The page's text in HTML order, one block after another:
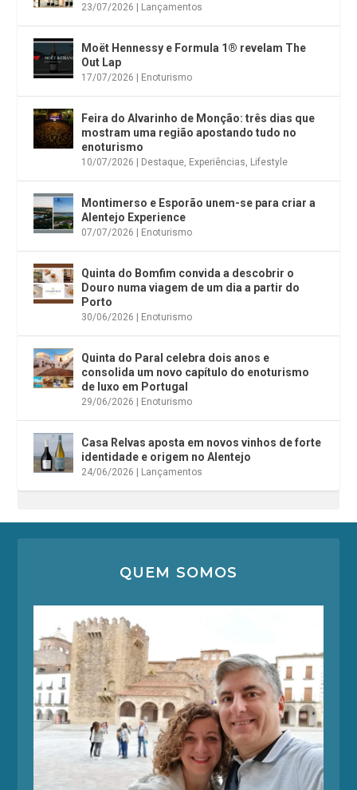
23/07/2026 Lançamentos
Moët Hennessy e Formula 1® revelam The
Out Lap
17/07/2026 Enoturismo
Feira do Alvarinho de Monção: três dias que
mostram uma região apostando tudo no
enoturismo
10/07/2026 Destaque, Experiências, Lifestyle
Montimerso e Esporão unem-se para criar a
Alentejo Experience
07/07/2026 Enoturismo
Quinta do Bomfim convida a descobrir o
Douro numa viagem de um dia a partir do
Porto
30/06/2026 Enoturismo
Quinta do Paral celebra dois anos e
consolida um novo capítulo do enoturismo
de luxo em Portugal
29/06/2026 Enoturismo
Casa Relvas aposta em novos vinhos de forte
identidade e origem no Alentejo
24/06/2026 Lançamentos
QUEM SOMOS